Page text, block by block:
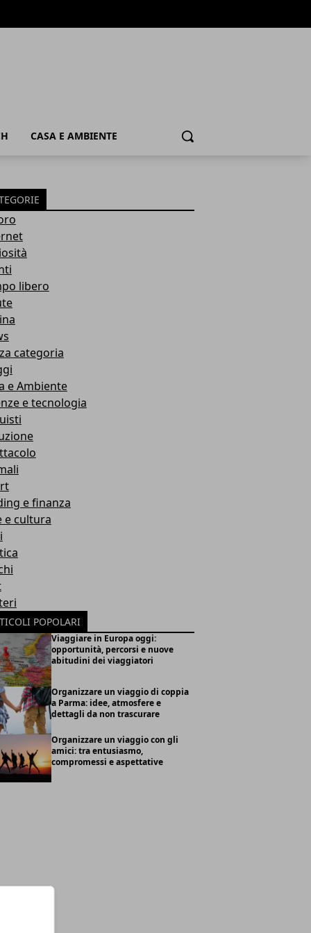
CASA E AMBIENTE Cerca
libero
categoria
e Ambiente
e tecnologia
e finanza
e cultura
POPOLARI
Viaggiare in Europa oggi:
opportunità, percorsi e nuove
abitudini dei viaggiatori
Organizzare un viaggio di coppia
a Parma: idee, atmosfere e
dettagli da non trascurare
Organizzare un viaggio con gli
amici: tra entusiasmo,
compromessi e aspettative